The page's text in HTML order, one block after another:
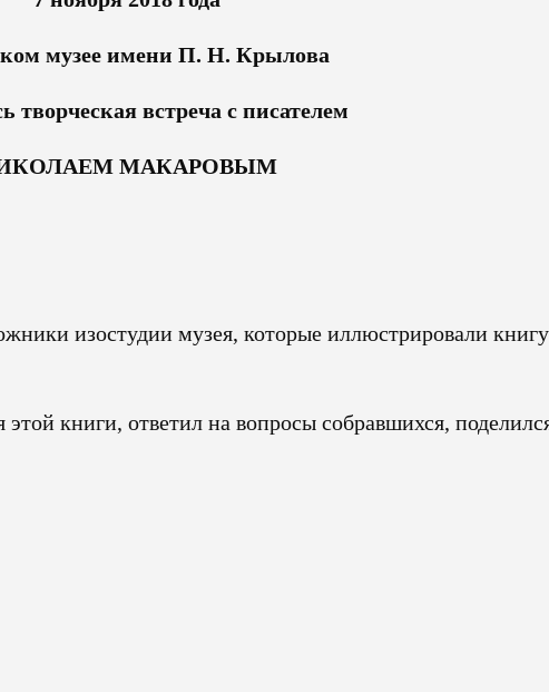
музее имени П. Н. Крылова
творческая встреча с писателем
МАКАРОВЫМ
изостудии музея, которые иллюстрировали
книги, ответил на вопросы собравшихся,